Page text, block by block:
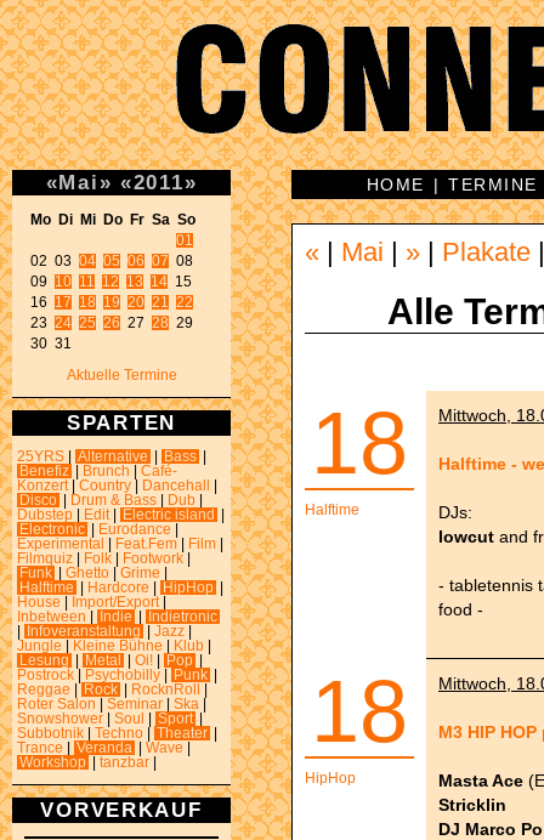
«Mai » «2011»
Mo Di Mi Do Fr Sa So
01
02 03 04 05 06 07 08
09 10 11 12 13 14 15
16 17 18 19 20 21
22
23 24 25 26 27 28 29
30 31
Aktuelle Termine
SPARTEN
25YRS Alternative Bass
Benefiz
Brunch
Café-
Konzert
Country Dancehall
Disco
Drum & Bass Dub
Dubstep
Edit Electric island
Electronic
Eurodance
Experimental
Feat.Fem Film
Filmquiz
Folk Footwork
Funk
Ghetto Grime
Halftime
Hardcore HipHop
House
Import/Export
Inbetween
Indie
Indietronic
Infoveranstaltung Jazz
Jungle
Kleine Bühne Klub
Lesung
Metal Oi! Pop
Postrock
Psychobilly Punk
Reggae
Rock RocknRoll
Roter Salon
Seminar Ska
Snowshower
Soul Sport
Subbotnik
Techno Theater
Trance
Veranda Wave
Workshop
tanzbar
VORVERKAUF
HOME |TERMINE
« Mai » Plakate
Alle
18
Halftime
Mittwoch,
Halftime -
DJs:
lowcut and
- tabletennis
food -
18
HipHop
Mittwoch,
M3 HIP
Masta Ace
Stricklin
DJ Marco